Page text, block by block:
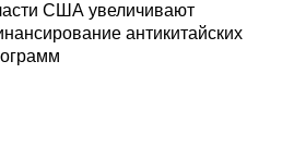
США увеличивают
антикитайских